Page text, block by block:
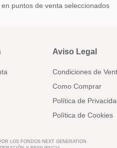
en puntos de venta seleccionados
Aviso Legal
Condiciones de
Como Comprar
Política de
Política de Cookies
LOS FONDOS NEXT GENERATION